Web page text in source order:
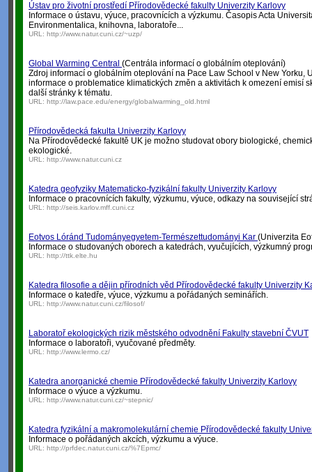
Ústav pro životní prostředí Přírodovědecké fakulty Univerzity Karlovy
Informace o ústavu, výuce, pracovnících a výzkumu. Časopis Acta
Environmentalica, knihovna, laboratoře...
URL: http://www.natur.cuni.cz/~uzp/
Global Warming Central (Centrála informací o globálním oteplování)
Zdroj informací o globálním oteplování na Pace Law School v New Yorku,
informace o problematice klimatických změn a aktivitách k omezení emisí
další stránky k tématu.
URL: http://law.pace.edu/energy/globalwarming_old.html
Přírodovědecká fakulta Univerzity Karlovy
Na Přírodovědecké fakultě UK je možno studovat obory biologické,
ekologické.
URL: http://www.natur.cuni.cz
Katedra geofyziky Matematicko-fyzikální fakulty Univerzity Karlovy
Informace o pracovnících fakulty, výzkumu, výuce, odkazy na související
URL: http://seis.karlov.mff.cuni.cz
Eotvos Lóránd Tudományegyetem-Természettudományi Kar (Univerzita
Informace o studovaných oborech a katedrách, vyučujících, výzkumný
URL: http://ttk.elte.hu
Katedra filosofie a dějin přírodních věd Přírodovědecké fakulty Univerzity
Informace o katedře, výuce, výzkumu a pořádaných seminářích.
URL: http://www.natur.cuni.cz/filosof/
Laboratoř ekologických rizik městského odvodnění Fakulty stavební ČVUT
Informace o laboratoři, vyučované předměty.
URL: http://www.lermo.cz/
Katedra anorganické chemie Přírodovědecké fakulty Univerzity Karlovy
Informace o výuce a výzkumu.
URL: http://www.natur.cuni.cz/~stepnic/
Katedra fyzikální a makromolekulární chemie Přírodovědecké fakulty
Informace o pořádaných akcích, výzkumu a výuce.
URL: http://prfdec.natur.cuni.cz/%7Epmc/